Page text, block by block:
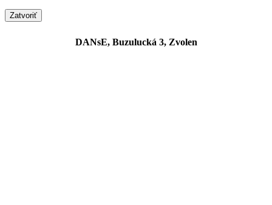
Zatvoriť
DANsE, Buzulucká 3, Zvolen